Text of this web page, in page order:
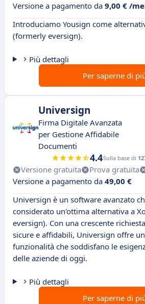
Versione a pagamento da 9,00 € /
Introduciamo Yousign come
(formerly eversign).
Più dettagli
Per saperne di
Universign
Firma Digitale Avanzata
per Gestione Affidabile
Documenti
4.4Sulla base di
Versione gratuita Prova gratuita
Versione a pagamento da 49,00 €
Universign è un software avanzato
considerato un'ottima alternativa a
eversign). Con una crescente
sicure e affidabili, Universign offre
funzionalità che soddisfano le
delle aziende di oggi.
Più dettagli
Per saperne di